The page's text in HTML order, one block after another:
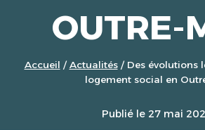
OUTRE-
Accueil / Actualités / Des évolutions
logement social en
Publié le 27 mai